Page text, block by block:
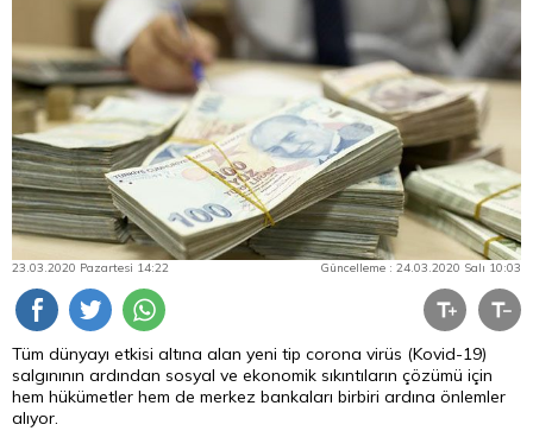
23.03.2020 Pazartesi 14:22 Güncelleme : 24.03.2020 Salı 10:03
Tüm dünyayı etkisi altına alan yeni tip corona virüs (Kovid-19)
salgınının ardından sosyal ve ekonomik sıkıntıların çözümü için
hem hükümetler hem de merkez bankaları birbiri ardına önlemler
alıyor.